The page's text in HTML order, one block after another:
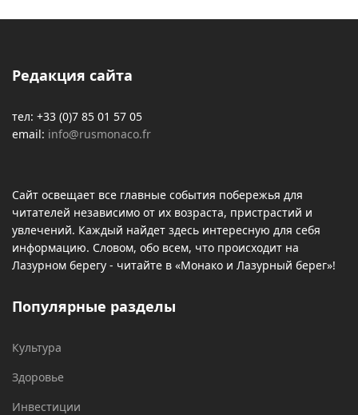
Редакция сайта
тел: +33 (0)7 85 01 57 05
email: info@rusmonaco.fr
Сайт освещает все главные события побережья для
читателей независимо от их возраста, пристрастий и
увлечений. Каждый найдет здесь интересную для себя
информацию. Словом, обо всем, что происходит на
Лазурном берегу - читайте в «Монако и Лазурный берег»!
Популярные разделы
Культура
Здоровье
Инвестиции